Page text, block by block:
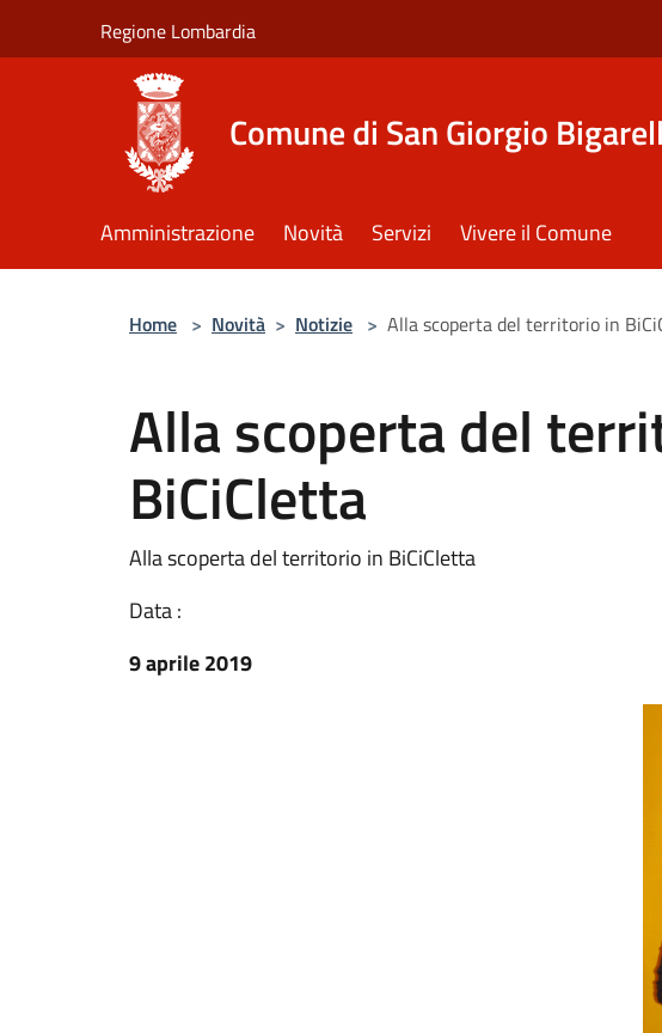
Regione Lombardia
Comune di San Giorgio
Amministrazione Novità Servizi Vivere il Comune
Home > Novità > Notizie > Alla scoperta del territorio in
Alla scoperta del
BiCiCletta
Alla scoperta del territorio in BiCiCletta
Data :
9 aprile 2019